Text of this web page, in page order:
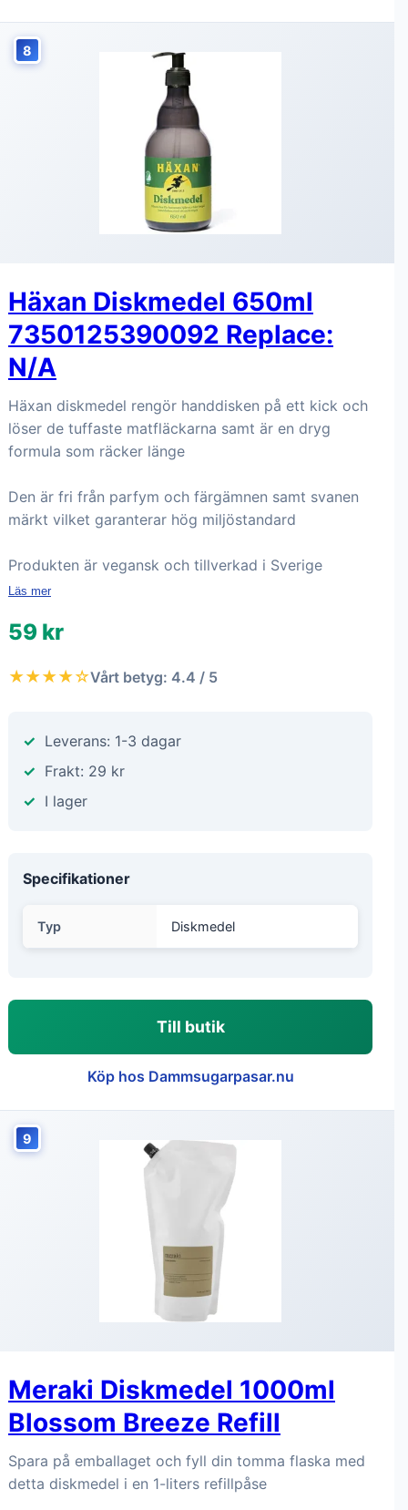
8
Häxan Diskmedel 650ml
7350125390092 Replace:
N/A
Häxan diskmedel rengör handdisken på ett kick och
löser de tuffaste matfläckarna samt är en dryg
formula som räcker länge
Den är fri från parfym och färgämnen samt svanen
märkt vilket garanterar hög miljöstandard
Produkten är vegansk och tillverkad i Sverige
Läs mer
59 kr
★★★★☆Vårt betyg: 4.4 / 5
Leverans: 1-3 dagar
Frakt: 29 kr
I lager
Specifikationer
Typ Diskmedel
Till butik
Köp hos Dammsugarpasar.nu
9
Meraki Diskmedel 1000ml
Blossom Breeze Refill
Spara på emballaget och fyll din tomma flaska med
detta diskmedel i en 1-liters refillpåse